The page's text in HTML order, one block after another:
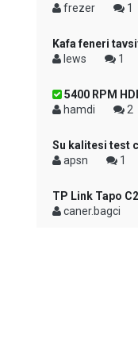
frezer
1
Kafa feneri
lews
1
5400 RPM
hamdi
2
Su kalitesi test
apsn
1
TP Link Tapo
caner.bagci